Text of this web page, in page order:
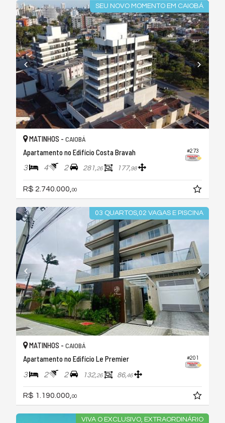
SEU NOVO MOMENTO EM CAIOBÁ
#273
MATINHOS - CAIOBÁ
Apartamento no Edifício Costa Bravah
3 4 2 281,26 177,98
R$ 2.740.000, 00
03 QUARTOS,02 VAGAS E PISCINA
#201
MATINHOS - CAIOBÁ
Apartamento no Edifício Le Premier
3 2 2 132,26 86,46
R$ 1.190.000,00
VIVA O EXCLUSIVO, EXTRAORDINÁRIO